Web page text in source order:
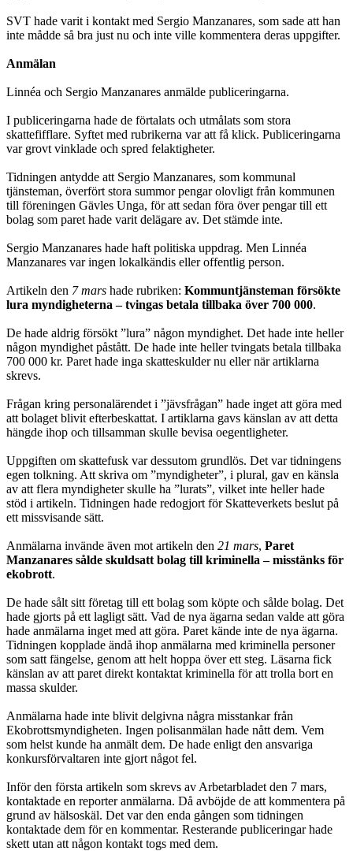
SVT hade varit i kontakt med Sergio Manzanares, som sade att han
inte mådde så bra just nu och inte ville kommentera deras uppgifter.
Anmälan
Linnéa och Sergio Manzanares anmälde publiceringarna.
I publiceringarna hade de förtalats och utmålats som stora
skattefifflare. Syftet med rubrikerna var att få klick. Publiceringarna
var grovt vinklade och spred fel­aktig­heter.
Tidningen antydde att Sergio Manzanares, som kommunal
tjänsteman, överfört stora summor pengar olovligt från kommunen
till föreningen Gävles Unga, för att sedan föra över pengar till ett
bolag som paret hade varit delägare av. Det stämde inte.
Sergio Manzanares hade haft politiska uppdrag. Men Linnéa
Manzanares var ingen lokalkändis eller offentlig person.
Artikeln den 7 mars hade rubriken: Kommuntjänsteman försökte
lura myndigheterna – tvingas betala tillbaka över 700 000.
De hade aldrig försökt ”lura” någon myndighet. Det hade inte heller
någon myn­dighet påstått. De hade inte heller tvingats betala tillbaka
700 000 kr. Paret hade inga skatteskulder nu eller när artiklarna
skrevs.
Frågan kring personalärendet i ”jävsfrågan” hade inget att göra med
att bolaget blivit efterbeskattat. I artiklarna gavs känslan av att detta
hängde ihop och till­samman skulle bevisa oegentligheter.
Uppgiften om skattefusk var dessutom grundlös. Det var tidningens
egen tolk­ning. Att skriva om ”myndigheter”, i plural, gav en känsla
av att flera myndig­heter skulle ha ”lurats”, vilket inte heller hade
stöd i artikeln. Tidningen hade redogjort för Skatteverkets beslut på
ett missvisande sätt.
Anmälarna invände även mot artikeln den 21 mars, Paret
Manzanares sålde skuldsatt bolag till kriminella – misstänks för
ekobrott.
De hade sålt sitt företag till ett bolag som köpte och sålde bolag. Det
hade gjorts på ett lagligt sätt. Vad de nya ägarna sedan valde att göra
hade anmälarna inget med att göra. Paret kände inte de nya ägarna.
Tidningen kopplade ändå ihop an­mälarna med kriminella personer
som satt fängelse, genom att helt hoppa över ett steg. Läsarna fick
känslan av att paret direkt kontaktat kriminella för att trolla bort en
massa skulder.
Anmälarna hade inte blivit delgivna några misstankar från
Ekobrottsmyndig­heten. Ingen polisanmälan hade nått dem. Vem
som helst kunde ha anmält dem. De hade enligt den ansvariga
konkursförvaltaren inte gjort något fel.
Inför den första artikeln som skrevs av Arbetarbladet den 7 mars,
kontaktade en reporter anmälarna. Då avböjde de att kommentera på
grund av hälsoskäl. Det var den enda gången som tidningen
kontaktade dem för en kommentar. Resteran­de publiceringar hade
skett utan att någon kontakt togs med dem.